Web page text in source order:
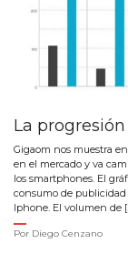
La
Gigaom nos muestra
en el mercado y va
los smartphones. El
consumo de publicidad
Iphone. El volumen de
Por Diego Cenzano